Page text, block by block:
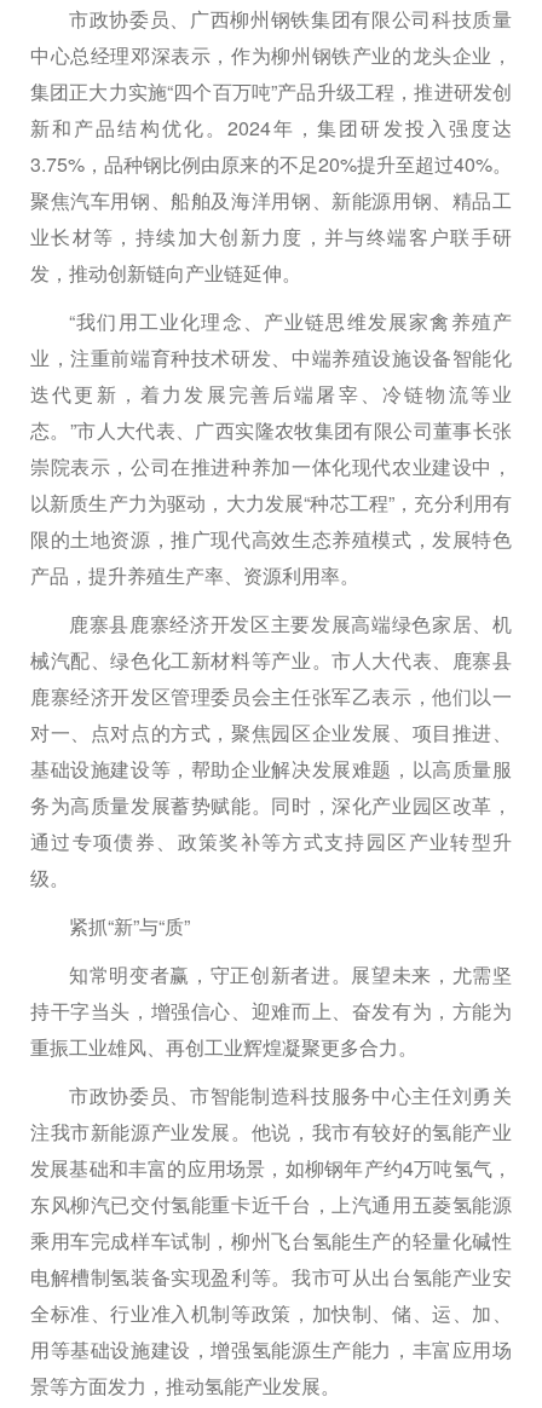
市政协委员、广西柳州钢铁集团有限公司科技质量
中心总经理邓深表示，作为柳州钢铁产业的龙头企业，
集团正大力实施“四个百万吨”产品升级工程，推进研发创
新和产品结构优化。2024年，集团研发投入强度达
3.75%，品种钢比例由原来的不足20%提升至超过40%。
聚焦汽车用钢、船舶及海洋用钢、新能源用钢、精品工
业长材等，持续加大创新力度，并与终端客户联手研
发，推动创新链向产业链延伸。
“我们用工业化理念、产业链思维发展家禽养殖产
业，注重前端育种技术研发、中端养殖设施设备智能化
迭代更新，着力发展完善后端屠宰、冷链物流等业
态。”市人大代表、广西实隆农牧集团有限公司董事长张
崇院表示，公司在推进种养加一体化现代农业建设中，
以新质生产力为驱动，大力发展“种芯工程”，充分利用有
限的土地资源，推广现代高效生态养殖模式，发展特色
产品，提升养殖生产率、资源利用率。
鹿寨县鹿寨经济开发区主要发展高端绿色家居、机
械汽配、绿色化工新材料等产业。市人大代表、鹿寨县
鹿寨经济开发区管理委员会主任张军乙表示，他们以一
对一、点对点的方式，聚焦园区企业发展、项目推进、
基础设施建设等，帮助企业解决发展难题，以高质量服
务为高质量发展蓄势赋能。同时，深化产业园区改革，
通过专项债券、政策奖补等方式支持园区产业转型升
级。
紧抓“新”与“质”
知常明变者赢，守正创新者进。展望未来，尤需坚
持干字当头，增强信心、迎难而上、奋发有为，方能为
重振工业雄风、再创工业辉煌凝聚更多合力。
市政协委员、市智能制造科技服务中心主任刘勇关
注我市新能源产业发展。他说，我市有较好的氢能产业
发展基础和丰富的应用场景，如柳钢年产约4万吨氢气，
东风柳汽已交付氢能重卡近千台，上汽通用五菱氢能源
乘用车完成样车试制，柳州飞台氢能生产的轻量化碱性
电解槽制氢装备实现盈利等。我市可从出台氢能产业安
全标准、行业准入机制等政策，加快制、储、运、加、
用等基础设施建设，增强氢能源生产能力，丰富应用场
景等方面发力，推动氢能产业发展。